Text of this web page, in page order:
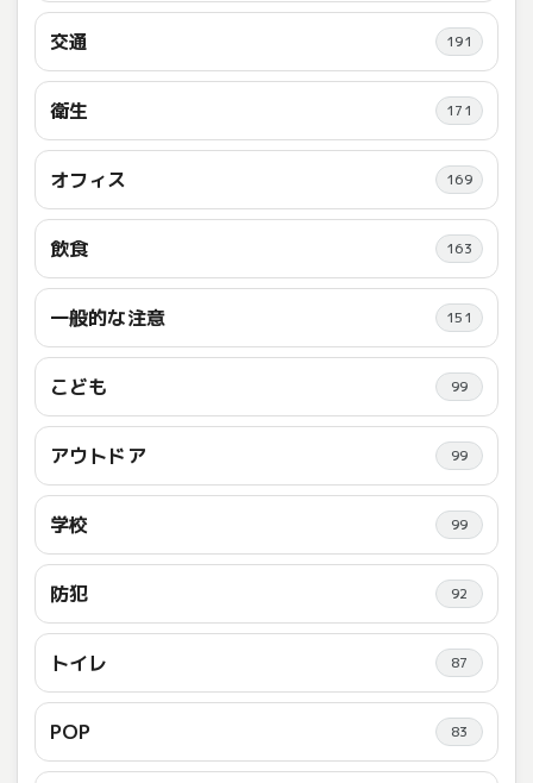
交通 191
衛生 171
オフィス 169
飲食 163
一般的な注意 151
こども 99
アウトドア 99
学校 99
防犯 92
トイレ 87
POP 83